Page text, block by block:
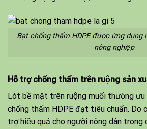
Bạt chống thấm HDPE được ứng dụng
nông nghiệp
Hỗ trợ chống thấm trên ruộng sản
Lót bề mặt trên ruộng muối thường
chống thấm HDPE đạt tiêu chuẩn. Do
trợ hiệu quả cho người nông dân trong